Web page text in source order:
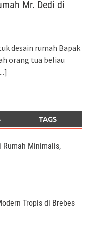
Mr. Dedi di
desain rumah Bapak
orang tua beliau
TAGS
Rumah Minimalis,
Tropis di Brebes